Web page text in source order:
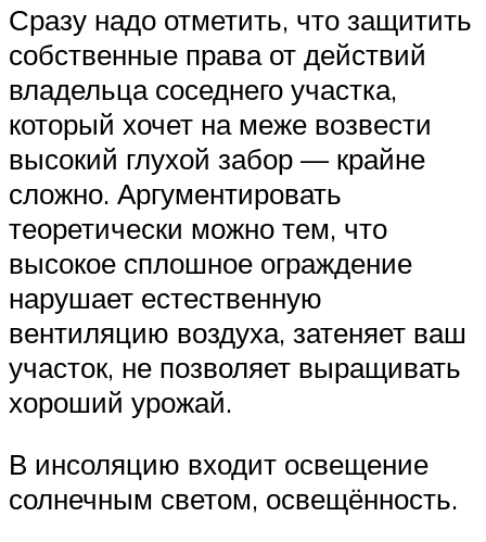
Сразу надо отметить, что защитить
собственные права от действий
владельца соседнего участка,
который хочет на меже возвести
высокий глухой забор — крайне
сложно. Аргументировать
теоретически можно тем, что
высокое сплошное ограждение
нарушает естественную
вентиляцию воздуха, затеняет ваш
участок, не позволяет выращивать
хороший урожай.
В инсоляцию входит освещение
солнечным светом, освещённость.